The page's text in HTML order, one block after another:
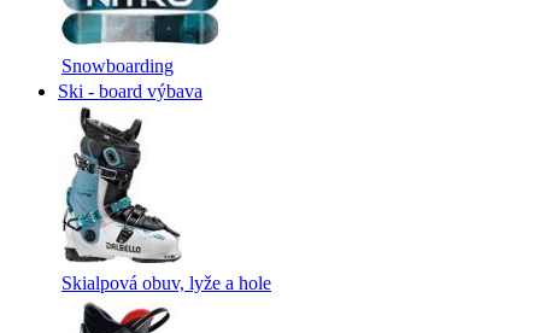
Snowboarding
Ski - board výbava
Skialpová obuv, lyže a hole